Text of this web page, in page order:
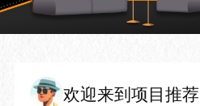
欢迎来到项目推荐